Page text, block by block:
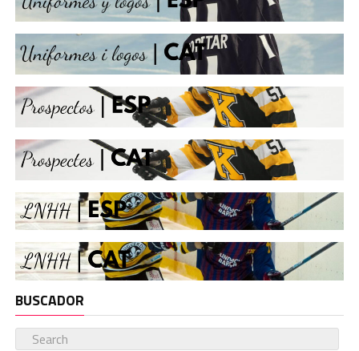
BUSCADOR